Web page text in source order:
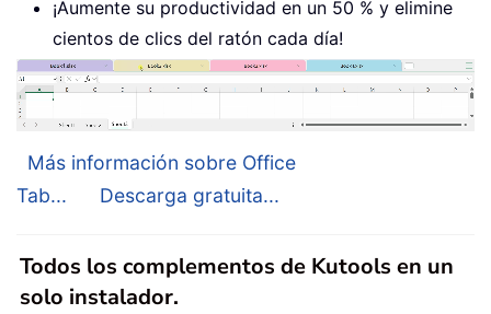
¡Aumente su productividad en un 50 % y elimine
cientos de clics del ratón cada día!
Más información sobre Office
Tab...
Descarga gratuita...
Todos los complementos de Kutools en un
solo instalador.